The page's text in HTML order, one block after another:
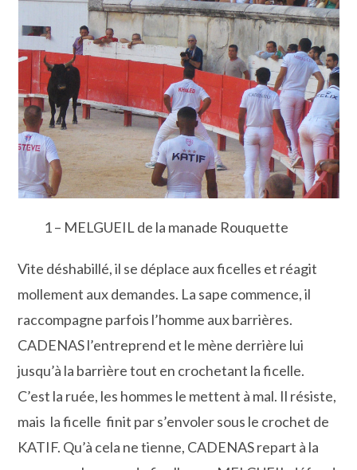
1 – MELGUEIL de la manade Rouquette
Vite déshabillé, il se déplace aux ficelles et réagit
mollement aux demandes. La sape commence, il
raccompagne parfois l’homme aux barrières.
CADENAS l’entreprend et le mène derrière lui
jusqu’à la barrière tout en crochetant la ficelle.
C’est la ruée, les hommes le mettent à mal. Il résiste,
mais la ficelle finit par s’envoler sous le crochet de
KATIF. Qu’à cela ne tienne, CADENAS repart à la